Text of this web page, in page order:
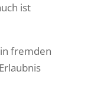
ist
fremden